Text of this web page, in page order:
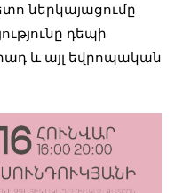
ներկայացումը
դեպի
և այլ եվրոպական